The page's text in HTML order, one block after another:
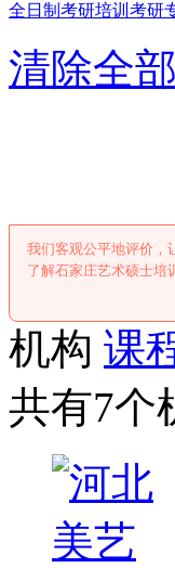
全日制考研培训 考研
清除全部
我们客观公平地评价，
了解石家庄艺术硕士培
机构 课
共有7个